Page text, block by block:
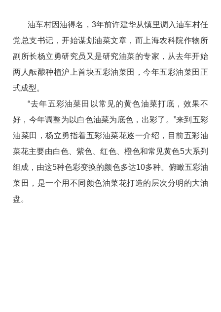
油车村因油得名，3年前许建华从镇里调入油车村任
党总支书记，开始谋划油菜文章，而上海农科院作物所
副所长杨立勇研究员又是研究油菜的专家，从去年开始
两人酝酿种植沪上首块五彩油菜田，今年五彩油菜田正
式成型。
“去年五彩油菜田以常见的黄色油菜打底，效果不
好，今年调整为以白色油菜为底色，出彩了。”来到五彩
油菜田，杨立勇指着五彩油菜花逐一介绍，目前五彩油
菜花主要由白色、紫色、红色、橙色和常见黄色5大系列
组成，由这5种色彩变换的颜色多达10多种。俯瞰五彩油
菜田，是一个用不同颜色油菜花打造的层次分明的大油
盘。